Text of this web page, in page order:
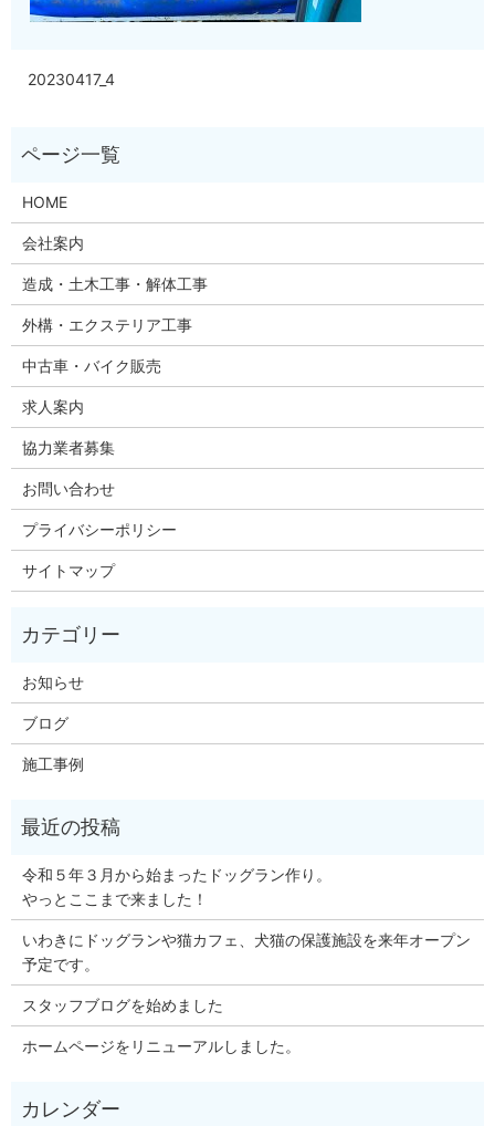
20230417_4
HOME
会社案内
造成・土木工事・解体工事
外構・エクステリア工事
中古車・バイク販売
求人案内
協力業者募集
お問い合わせ
プライバシーポリシー
サイトマップ
お知らせ
ブログ
施工事例
令和５年３月から始まったドッグラン作り。
やっとここまで来ました！
いわきにドッグランや猫カフェ、犬猫の保護施設を来年オープン
予定です。
スタッフブログを始めました
ホームページをリニューアルしました。